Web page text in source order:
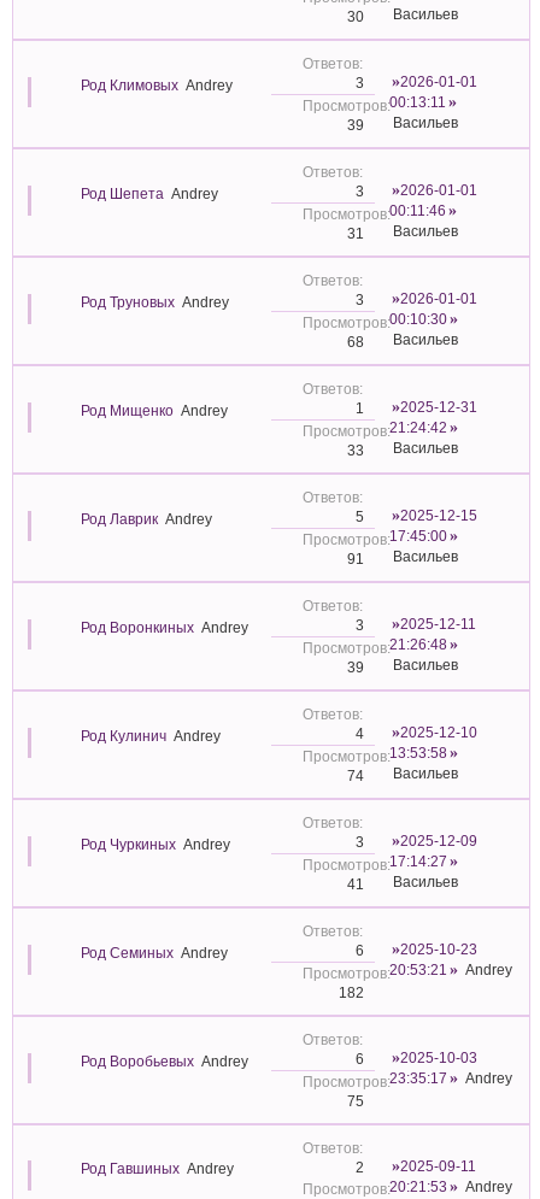
30
Васильев
Род Климовых Andrey 3
39
2026-01-01
00:13:11
Васильев
Род Шепета Andrey 3
31
2026-01-01
00:11:46
Васильев
Род Труновых Andrey 3
68
2026-01-01
00:10:30
Васильев
Род Мищенко Andrey 1
33
2025-12-31
21:24:42
Васильев
Род Лаврик Andrey 5
91
2025-12-15
17:45:00
Васильев
Род Воронкиных Andrey 3
39
2025-12-11
21:26:48
Васильев
Род Кулинич Andrey 4
74
2025-12-10
13:53:58
Васильев
Род Чуркиных Andrey 3
41
2025-12-09
17:14:27
Васильев
Род Семиных Andrey 6
182
2025-10-23
20:53:21
Andrey
Род Воробьевых Andrey 6
75
2025-10-03
23:35:17
Andrey
Род Гавшиных Andrey 2
2025-09-11
20:21:53
Andrey